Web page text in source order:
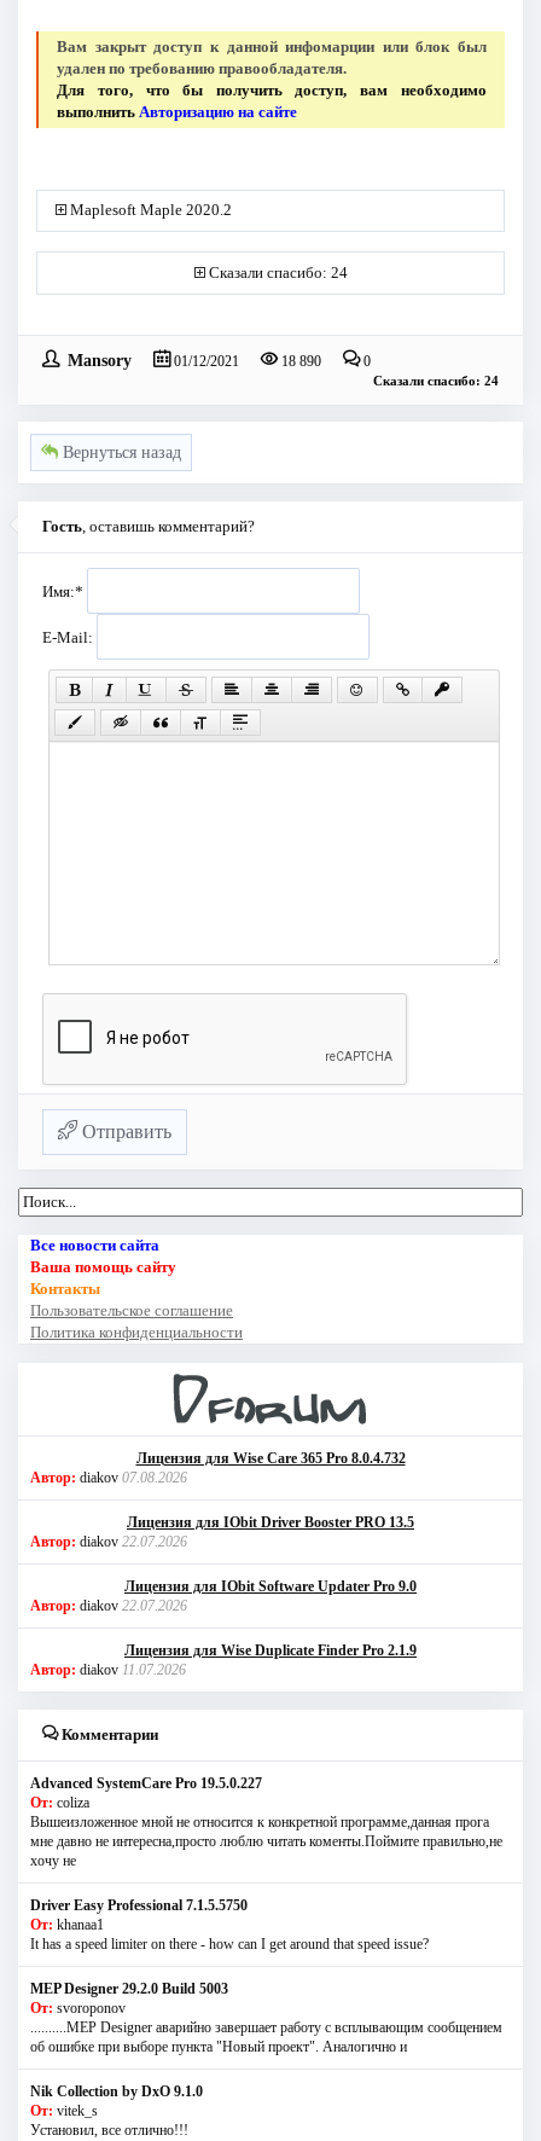
Вам закрыт доступ к данной инфомарции или блок был
удален по требованию правообладателя.
Для того, что бы получить доступ, вам необходимо
выполнить Авторизацию на сайте
Maplesoft Maple 2020.2
Сказали спасибо: 24
Mansory 01/12/2021 18 890 0
Сказали спасибо: 24
Вернуться назад
Гость, оставишь комментарий?
Имя:*
E-Mail:
Отправить
Все новости сайта
Ваша помощь сайту
Контакты
Пользовательское соглашение
Политика конфиденциальности
Лицензия для Wise Care 365 Pro 8.0.4.732
Автор: diakov 07.08.2026
Лицензия для IObit Driver Booster PRO 13.5
Автор: diakov 22.07.2026
Лицензия для IObit Software Updater Pro 9.0
Автор: diakov 22.07.2026
Лицензия для Wise Duplicate Finder Pro 2.1.9
Автор: diakov 11.07.2026
Комментарии
Advanced SystemCare Pro 19.5.0.227
От: coliza
Вышеизложенное мной не относится к конкретной программе,данная прога
мне давно не интересна,просто люблю читать коменты.Поймите правильно,не
хочу не
Driver Easy Professional 7.1.5.5750
От: khanaa1
It has a speed limiter on there - how can I get around that speed issue?
MEP Designer 29.2.0 Build 5003
От: svoroponov
..........MEP Designer аварийно завершает работу с всплывающим сообщением
об ошибке при выборе пункта "Новый проект". Аналогично и
Nik Collection by DxO 9.1.0
От: vitek_s
Установил, все отлично!!!